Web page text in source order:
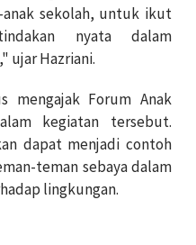
anak sekolah, untuk ikut
nyata dalam
ujar Hazriani.
mengajak Forum Anak
kegiatan tersebut.
dapat menjadi contoh
teman sebaya dalam
lingkungan.